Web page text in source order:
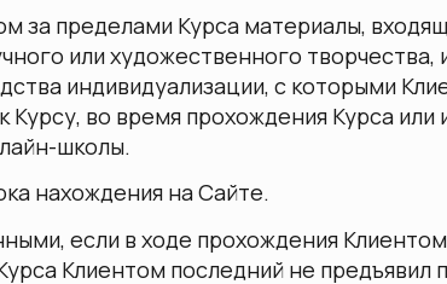
за пределами Курса материалы,
или художественного творчества,
индивидуализации, с которыми
Курсу, во время прохождения Курса
школы.
нахождения на Сайте.
если в ходе прохождения
Клиентом последний не предъявил